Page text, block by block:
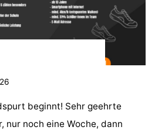
beginnt! Sehr geehrte
nur noch eine Woche, dann